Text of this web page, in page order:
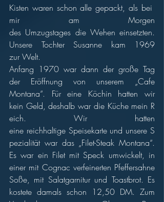
Kisten waren schon alle gepackt, als bei
mir am Morgen
des Umzugstages die Wehen einsetzten.
Unsere Tochter Susanne kam 1969
zur Welt.
Anfang 1970 war dann der große Tag
der Eröffnung von unserem „Cafe
Montana“. Für eine Köchin hatten wir
kein Geld, deshalb war die Küche mein R
eich. Wir hatten
eine reichhaltige Speisekarte und unsere S
pezialität war das „Filet-Steak Montana“.
Es war ein Filet mit Speck umwickelt, in
einer mit Cognac verfeinerten Pfeffersahne
Soße, mit Salatgarnitur und Toastbrot. Es
kostete damals schon 12,50 DM. Zum